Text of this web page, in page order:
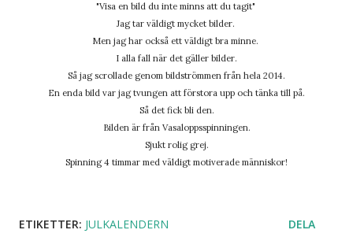
"Visa en bild du inte minns att du tagit"
Jag tar väldigt mycket bilder.
Men jag har också ett väldigt bra minne.
I alla fall när det gäller bilder.
Så jag scrollade genom bildströmmen från hela 2014.
En enda bild var jag tvungen att förstora upp och tänka till på.
Så det fick bli den.
Bilden är från Vasaloppsspinningen.
Sjukt rolig grej.
Spinning 4 timmar med väldigt motiverade människor!
ETIKETTER: JULKALENDERN DELA